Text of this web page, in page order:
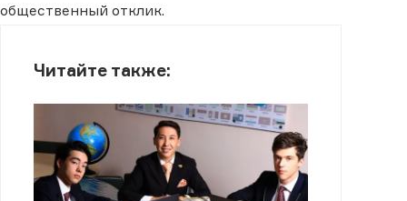
общественный отклик.
Читайте также: